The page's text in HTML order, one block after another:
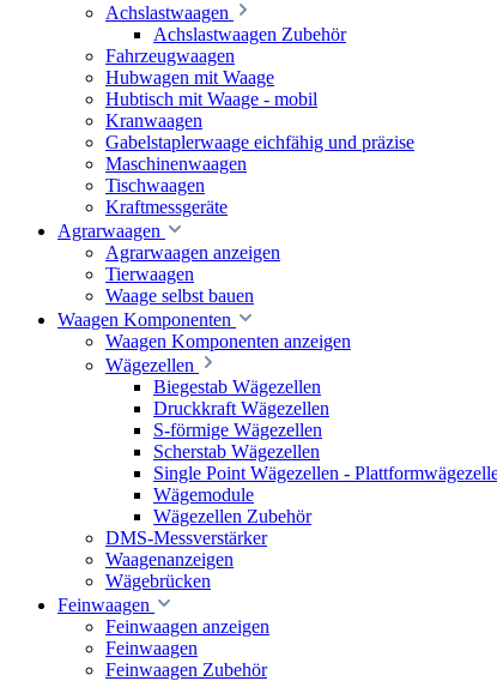
Achslastwaagen
Achslastwaagen Zubehör
Fahrzeugwaagen
Hubwagen mit Waage
Hubtisch mit Waage - mobil
Kranwaagen
Gabelstaplerwaage eichfähig und präzise
Maschinenwaagen
Tischwaagen
Kraftmessgeräte
Agrarwaagen
Agrarwaagen anzeigen
Tierwaagen
Waage selbst bauen
Waagen Komponenten
Waagen Komponenten anzeigen
Wägezellen
Biegestab Wägezellen
Druckkraft Wägezellen
S-förmige Wägezellen
Scherstab Wägezellen
Single Point Wägezellen -
Wägemodule
Wägezellen Zubehör
DMS-Messverstärker
Waagenanzeigen
Wägebrücken
Feinwaagen
Feinwaagen anzeigen
Feinwaagen
Feinwaagen Zubehör